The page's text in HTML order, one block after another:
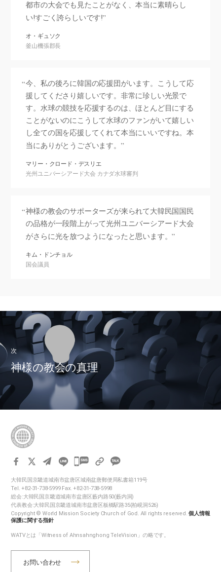
都市の大会でも見たことがなく、本当に素晴らし
い!すごく誇らしいです!
オ・ギュソク
釜山機張郡長
今、私の後ろに韓国の応援団がいます。こうして応
援してくださり嬉しいです。非常に珍しい光景で
す。水球の競技を応援するのは、ほとんど目にする
ことがないのにこうして水球のファンがいて嬉しい
し全ての国を応援してくれて本当にいいですね。本
当にありがとうございます。
マリー・クロード・デスリエ
光州ユニバーシアード大会 カナダ水球審判
神様の教会のサポーターズが来られて大韓民国国民
の品格が一段階上がって光州ユニバーシアード大会
がさらに光を放つようになったと思います。
キム・ドンチョル
国会議員
次
神様の教会の真理
카
오
톡
공
하
大韓民国京畿道城南市盆唐区城南盆唐郵便局私書箱119号
Tel. +82-31-738-5999 Fax. +82-31-738-5998
総会:大韓民国京畿道城南市盆唐区藪内路50(藪内洞)
代表教会:大韓民国京畿道城南市盆唐区板橋駅路35(柏峴洞526)
Copyright © World Mission Society Church of God. All rights reserved.個人情報
保護に関する指針
WATVとは「Witness of Ahnsahnghong TeleVision」の略です。
お問い合わせ